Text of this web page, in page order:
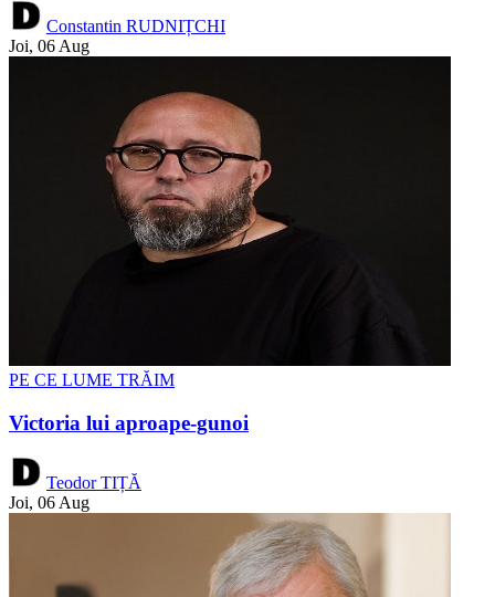
Constantin RUDNIȚCHI
Joi, 06 Aug
PE CE LUME TRĂIM
Victoria lui aproape-gunoi
Teodor TIȚĂ
Joi, 06 Aug